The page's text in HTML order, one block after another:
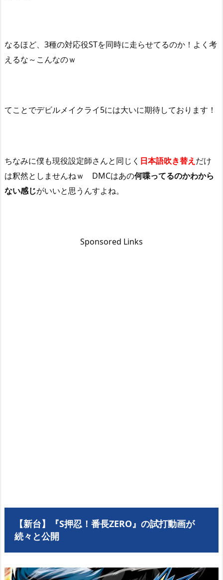
なるほど、3種の対応役STを同時に走らせてるのか！よく考
えるな～こんなのｗ
てことでデビルメイクライ5には大いに期待しております！
ちなみに僕も現役設定師さんと同じく 日本語吹き替え だけ
は釈然としませんねｗ DMCはあの何喋ってるのかわから
ない感じがいいと思うんすよね。
Sponsored Links
【新台】『S押忍！番長ZERO』の試打動画が
続々と公開